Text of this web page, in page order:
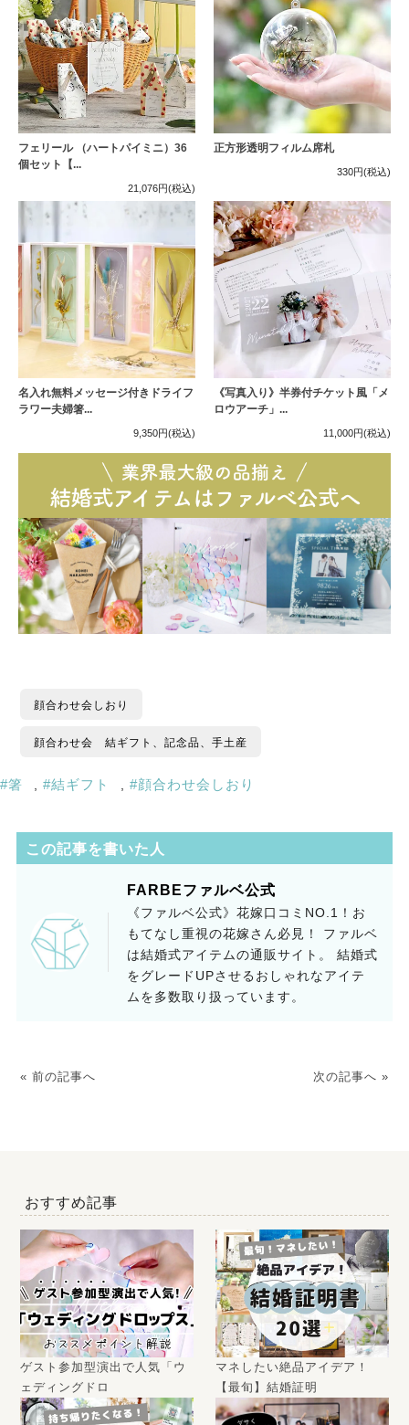
フェリール （ハートパイミニ）36
個セット【...
21,076円(税込)
正方形透明フィルム席札
330円(税込)
名入れ無料メッセージ付きドライフ
ラワー夫婦箸...
9,350円(税込)
《写真入り》半券付チケット風「メ
ロウアーチ」...
11,000円(税込)
顔合わせ会しおり
顔合わせ会 結ギフト、記念品、手土産
箸 結ギフト 顔合わせ会しおり
この記事を書いた人
FARBEファルベ公式
《ファルベ公式》花嫁口コミNO.1！お
もてなし重視の花嫁さん必見！ ファルベ
は結婚式アイテムの通販サイト。 結婚式
をグレードUPさせるおしゃれなアイテ
ムを多数取り扱っています。
« 前の記事へ 次の記事へ »
おすすめ記事
ゲスト参加型演出で人気「ウ
ェディングドロ
マネしたい絶品アイデア！
【最旬】結婚証明